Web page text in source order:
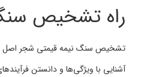
راه تشخیص
تشخیص سنگ نیمه قیمتی شجر اصل از
آشنایی با ویژگی‌ها و دانستن